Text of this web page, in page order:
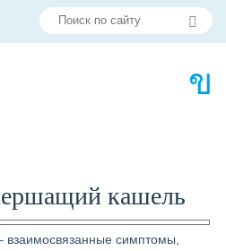
кашель
симптомы,